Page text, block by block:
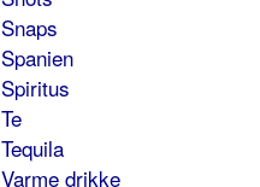
Snaps
Spanien
Spiritus
Te
Tequila
Varme drikke